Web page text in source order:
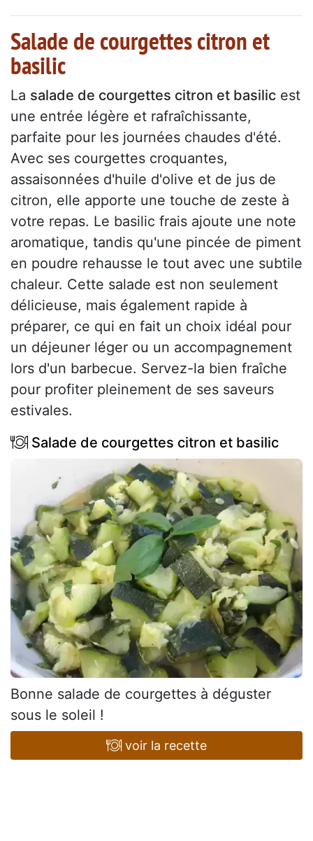
Salade de courgettes citron et
basilic
La salade de courgettes citron et basilic est
une entrée légère et rafraîchissante,
parfaite pour les journées chaudes d'été.
Avec ses courgettes croquantes,
assaisonnées d'huile d'olive et de jus de
citron, elle apporte une touche de zeste à
votre repas. Le basilic frais ajoute une note
aromatique, tandis qu'une pincée de piment
en poudre rehausse le tout avec une subtile
chaleur. Cette salade est non seulement
délicieuse, mais également rapide à
préparer, ce qui en fait un choix idéal pour
un déjeuner léger ou un accompagnement
lors d'un barbecue. Servez-la bien fraîche
pour profiter pleinement de ses saveurs
estivales.
Salade de courgettes citron et basilic
Bonne salade de courgettes à déguster
sous le soleil !
voir la recette